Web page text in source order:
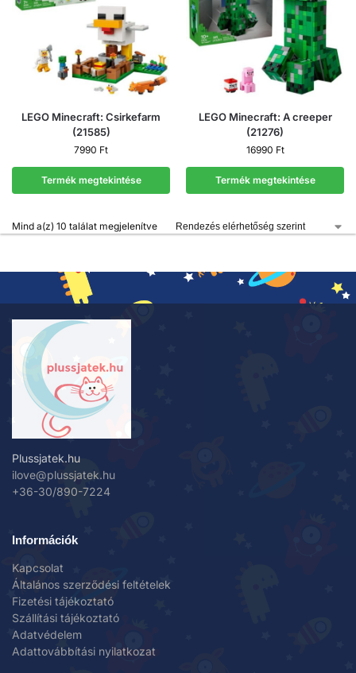
LEGO Minecraft: Csirkefarm
(21585)
7990 Ft
Termék megtekintése
LEGO Minecraft: A creeper
(21276)
16990 Ft
Termék megtekintése
Mind a(z) 10 találat megjelenítve
Plussjatek.hu
ilove@plussjatek.hu
+36-30/890-7224
Információk
Kapcsolat
Általános szerződési feltételek
Fizetési tájékoztató
Szállítási tájékoztató
Adatvédelem
Adattovábbítási nyilatkozat